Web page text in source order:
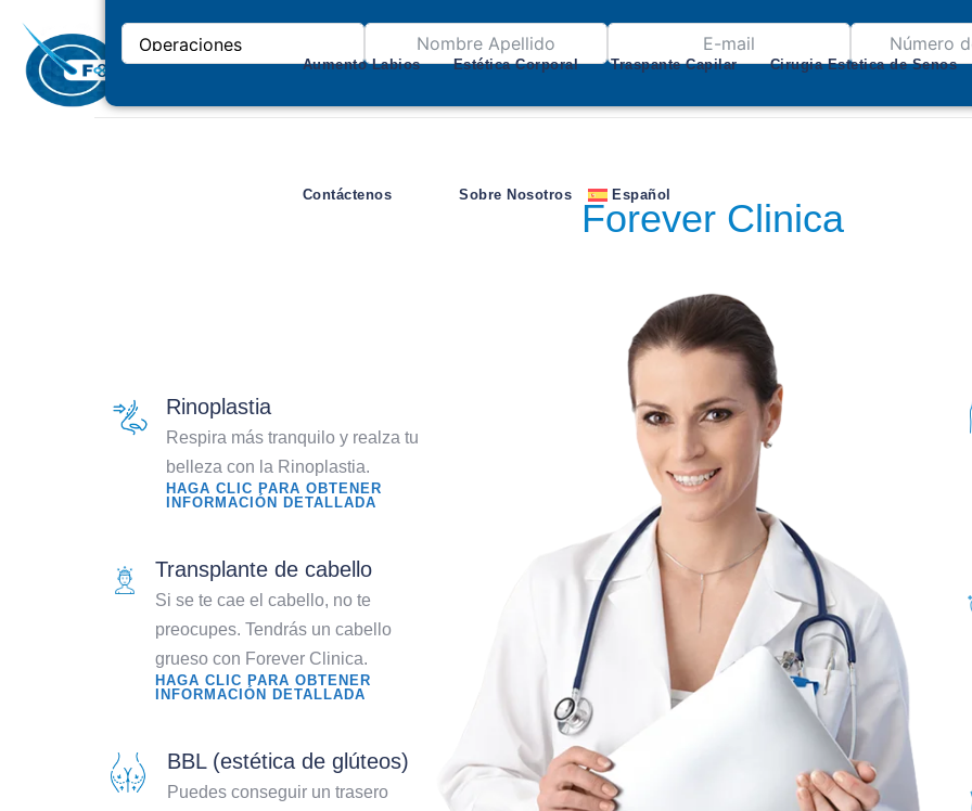
Aumento Labios Estética Corporal Traspante Capilar Cirugia Estetica de Senos
Contáctenos Sobre Nosotros Español
Forever Clinica
Rinoplastia
Respira más tranquilo y realza tu
belleza con la Rinoplastia.
HAGA CLIC PARA OBTENER
INFORMACIÓN DETALLADA
Transplante de cabello
Si se te cae el cabello, no te
preocupes. Tendrás un cabello
grueso con Forever Clinica.
HAGA CLIC PARA OBTENER
INFORMACIÓN DETALLADA
BBL (estética de glúteos)
Puedes conseguir un trasero